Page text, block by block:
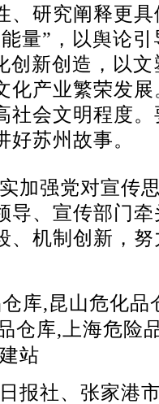
研究阐释更
量”，以舆论引
新创造，以
产业繁荣发
会文明程度
苏州故事。
加强党对宣传
、宣传部门
机制创新，努
报社、张家港